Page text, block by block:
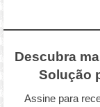
Descubra
Solução
Assine para